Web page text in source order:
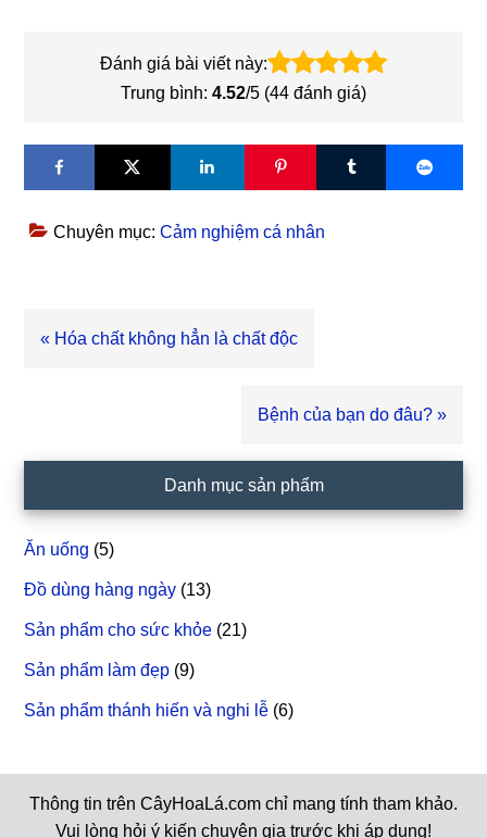
Đánh giá bài viết này:
Trung bình: 4.52/5 (44 đánh giá)
Chuyên mục:Cảm nghiệm cá nhân
Bài
« Hóa chất không hẳn là chất độc
Bài
Bệnh của bạn do đâu? »
chính
Danh mục sản phẩm
Ăn uống (5)
Đồ dùng hàng ngày (13)
Sản phẩm cho sức khỏe (21)
Sản phẩm làm đẹp (9)
Sản phẩm thánh hiến và nghi lễ (6)
Thông tin trên CâyHoaLá.com chỉ mang tính tham khảo.
Vui lòng hỏi ý kiến chuyên gia trước khi áp dụng!